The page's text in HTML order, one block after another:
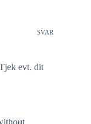
SVAR
evt. dit